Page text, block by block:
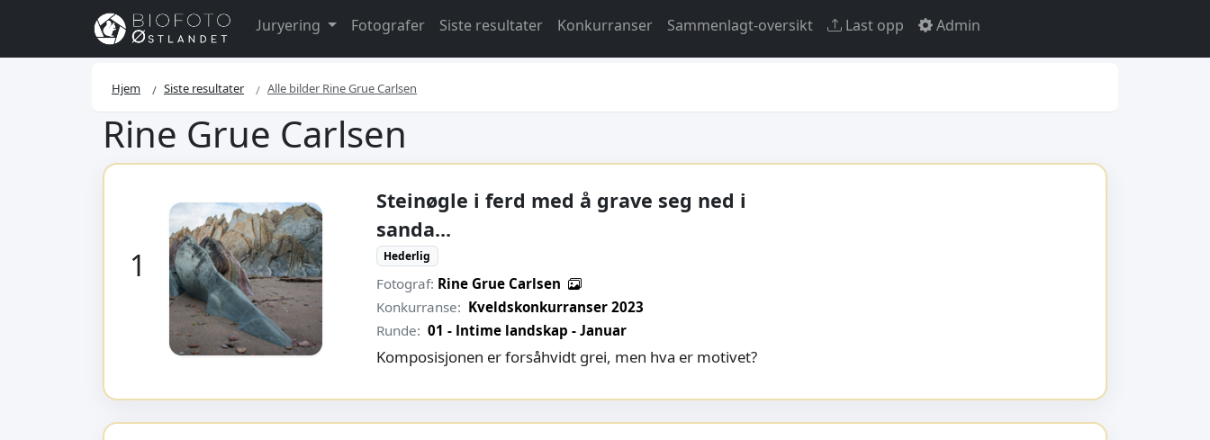
Juryering Fotografer Siste resultater Konkurranser Sammenlagt-oversikt Last opp Admin
Hjem Siste resultater Alle bilder Rine Grue Carlsen
Rine Grue Carlsen
1
Steinøgle i ferd med å grave seg ned i
sanda...
Hederlig
Fotograf: Rine Grue Carlsen
Konkurranse: Kveldskonkurranser 2023
Runde: 01 - Intime landskap - Januar
Komposisjonen er forsåhvidt grei, men hva er motivet?